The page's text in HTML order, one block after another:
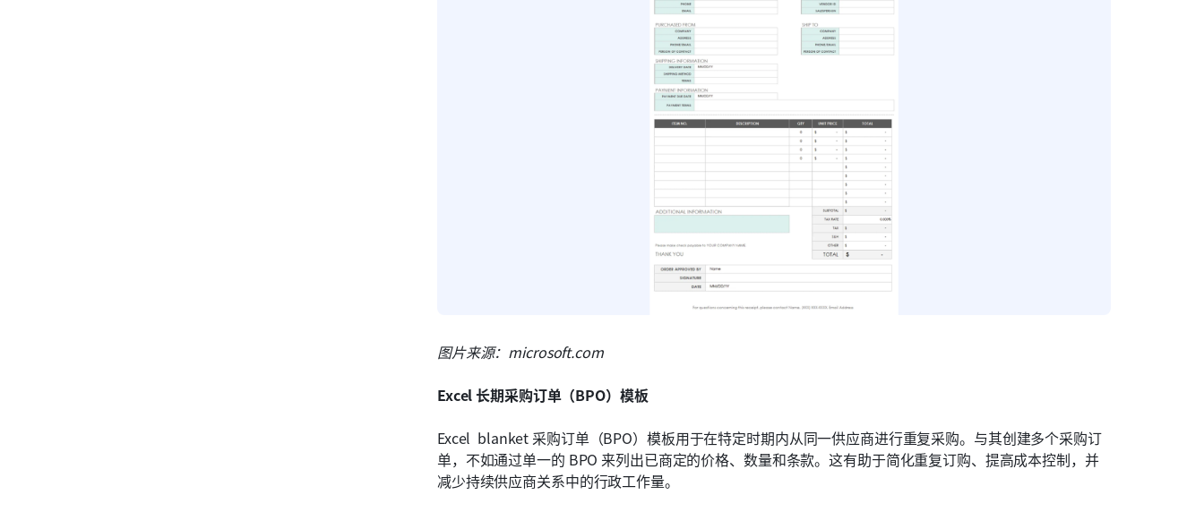
图片来源：microsoft.com
Excel 长期采购订单（BPO）模板
Excel  blanket 采购订单（BPO）模板用于在特定时期内从同一供应商进行重复采购。与其创建多个采购订
单，不如通过单一的 BPO 来列出已商定的价格、数量和条款。这有助于简化重复订购、提高成本控制，并
减少持续供应商关系中的行政工作量。